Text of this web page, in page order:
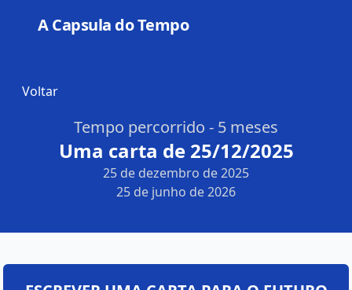
A Capsula do Tempo
Voltar
Tempo percorrido - 5 meses
Uma carta de 25/12/2025
25 de dezembro de 2025
25 de junho de 2026